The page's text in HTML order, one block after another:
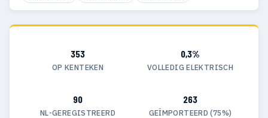
353
OP KENTEKEN
0,3%
VOLLEDIG ELEKTRISCH
90
NL-GEREGISTREERD
263
GEÏMPORTEERD (75%)